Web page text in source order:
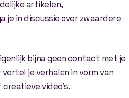
artikelen,
je in discussie over zwaardere
bijna geen contact met je
je verhalen in vorm van
video’s.